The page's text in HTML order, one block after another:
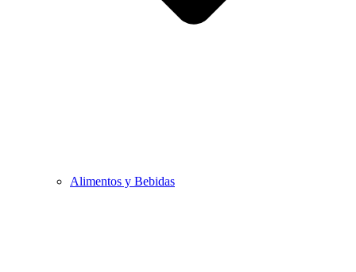
Alimentos y Bebidas